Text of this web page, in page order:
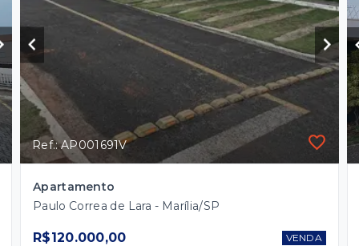
Ref.: AP001691V
Apartamento
Paulo Correa de Lara - Marília/SP
R$120.000,00 VENDA